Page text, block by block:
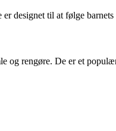
designet til at følge
og rengøre. De er et